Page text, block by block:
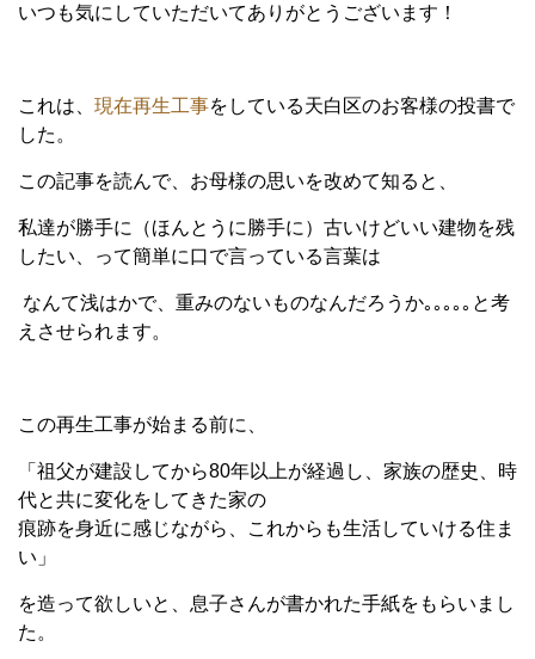
いつも気にしていただいてありがとうございます！
これは、 現在再生工事をしている天白区のお客様の投書で
した。
この記事を読んで、お母様の思いを改めて知ると、
私達が勝手に（ほんとうに勝手に）古いけどいい建物を残
したい、って簡単に口で言っている言葉は
なんて浅はかで、重みのないものなんだろうか｡｡｡｡｡と考
えさせられます。
この再生工事が始まる前に、
「祖父が建設してから80年以上が経過し、家族の歴史、時
代と共に変化をしてきた家の
痕跡を身近に感じながら、これからも生活していける住ま
い」
を造って欲しいと、息子さんが書かれた手紙をもらいまし
た。